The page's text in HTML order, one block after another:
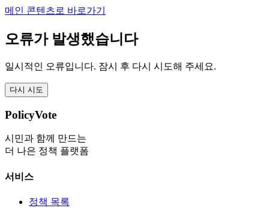
메인 콘텐츠로 바로가기
오류가 발생했습니다
일시적인 오류입니다. 잠시 후 다시 시도해 주세요.
다시 시도
PolicyVote
시민과 함께 만드는
더 나은 정책 플랫폼
서비스
정책 목록